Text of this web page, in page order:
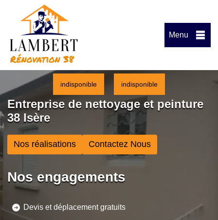
Menu
indisponible indisponible
Entreprise de nettoyage et peinture
38 Isère
Nos réalisations Contactez Nous
Nos engagements
Devis et déplacement gratuits